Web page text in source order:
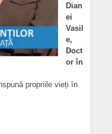
Dian
ei
Vasil
e,
Doct
or în
propriile vieți în